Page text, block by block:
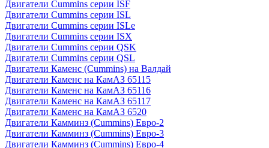
Двигатели Cummins серии ISF
Двигатели Cummins серии ISL
Двигатели Cummins серии ISLe
Двигатели Cummins серии ISX
Двигатели Cummins серии QSK
Двигатели Cummins серии QSL
Двигатели Каменс (Cummins) на Валдай
Двигатели Каменс на КамАЗ 65115
Двигатели Каменс на КамАЗ 65116
Двигатели Каменс на КамАЗ 65117
Двигатели Каменс на КамАЗ 6520
Двигатели Камминз (Cummins) Евро-2
Двигатели Камминз (Cummins) Евро-3
Двигатели Камминз (Cummins) Евро-4